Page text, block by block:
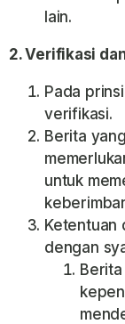
lain.
2. Verifikasi
Pada
verifikasi.
Berita
untuk
Ketentuan
dengan